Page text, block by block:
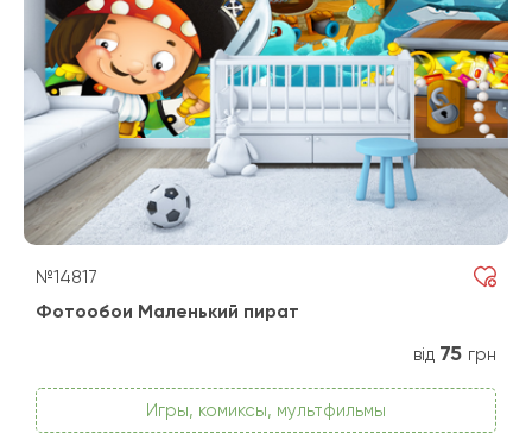
№14817
Фотообои Маленький пират
від 75 грн
Игры, комиксы, мультфильмы